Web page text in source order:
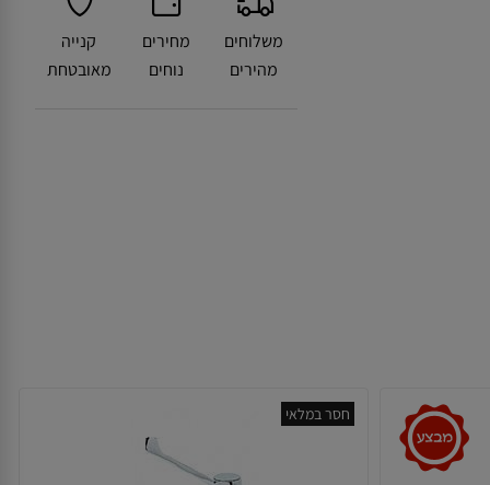
משלוחים
מהירים
מחירים
נוחים
קנייה
מאובטחת
חסר במלאי